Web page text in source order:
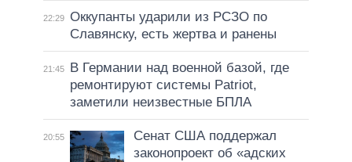
22:29 Оккупанты ударили из РСЗО по
Славянску, есть жертва и ранены
21:45
В Германии над военной базой, где
ремонтируют системы Patriot,
заметили неизвестные БПЛА
20:55
Сенат США поддержал
законопроект об «адских